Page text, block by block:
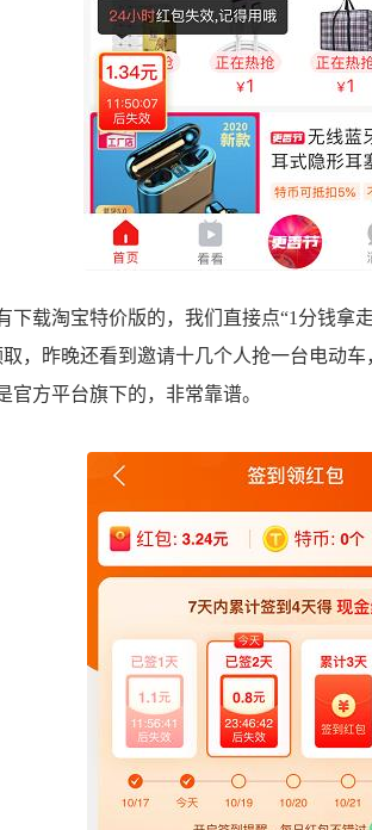
载淘宝特价版的，我们直接点“1分钱拿
，昨晚还看到邀请十几个人抢一台电动
官方平台旗下的，非常靠谱。